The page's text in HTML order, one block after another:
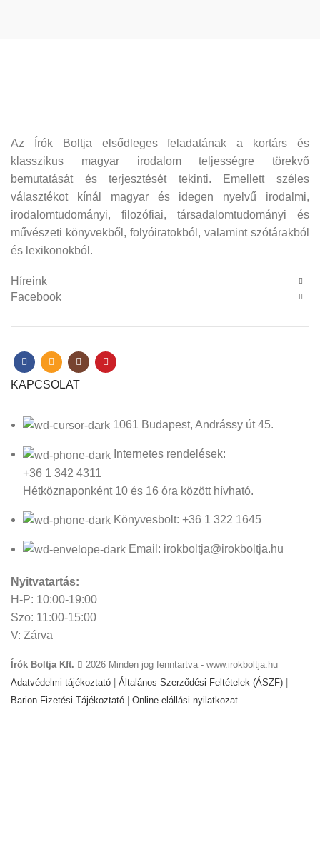
Az Írók Boltja elsődleges feladatának a kortárs és
klasszikus magyar irodalom teljességre törekvő
bemutatását és terjesztését tekinti. Emellett széles
választékot kínál magyar és idegen nyelvű irodalmi,
irodalomtudományi, filozófiai, társadalomtudományi és
művészeti könyvekből, folyóiratokból, valamint szótárakból
és lexikonokból.
Híreink
Facebook
KAPCSOLAT
1061 Budapest, Andrássy út 45.
Internetes rendelések:
+36 1 342 4311
Hétköznaponként 10 és 16 óra között hívható.
Könyvesbolt: +36 1 322 1645
Email: irokboltja@irokboltja.hu
Nyitvatartás:
H-P: 10:00-19:00
Szo: 11:00-15:00
V: Zárva
Írók Boltja Kft.
2026 Minden jog fenntartva - www.irokboltja.hu
Adatvédelmi tájékoztató
Általános Szerződési Feltételek (ÁSZF)
Barion Fizetési Tájékoztató
Online elállási nyilatkozat